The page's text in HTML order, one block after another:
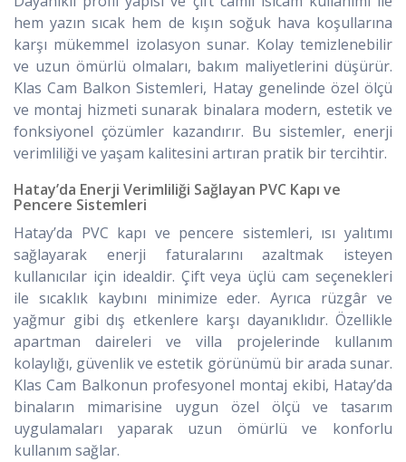
hem yazın sıcak hem de kışın soğuk hava koşullarına
karşı mükemmel izolasyon sunar. Kolay temizlenebilir
ve uzun ömürlü olmaları, bakım maliyetlerini düşürür.
Klas Cam Balkon Sistemleri, Hatay genelinde özel ölçü
ve montaj hizmeti sunarak binalara modern, estetik ve
fonksiyonel çözümler kazandırır. Bu sistemler, enerji
verimliliği ve yaşam kalitesini artıran pratik bir tercihtir.
Hatay’da Enerji Verimliliği Sağlayan PVC Kapı ve
Pencere Sistemleri
Hatay’da PVC kapı ve pencere sistemleri, ısı yalıtımı
sağlayarak enerji faturalarını azaltmak isteyen
kullanıcılar için idealdir. Çift veya üçlü cam seçenekleri
ile sıcaklık kaybını minimize eder. Ayrıca rüzgâr ve
yağmur gibi dış etkenlere karşı dayanıklıdır. Özellikle
apartman daireleri ve villa projelerinde kullanım
kolaylığı, güvenlik ve estetik görünümü bir arada sunar.
Klas Cam Balkonun profesyonel montaj ekibi, Hatay’da
binaların mimarisine uygun özel ölçü ve tasarım
uygulamaları yaparak uzun ömürlü ve konforlu
kullanım sağlar.